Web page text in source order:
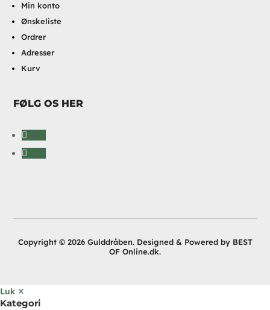
Min konto
Ønskeliste
Ordrer
Adresser
Kurv
FØLG OS HER
Copyright © 2026 Gulddråben. Designed & Powered by BEST
OF Online.dk.
Luk ✕
Kategori